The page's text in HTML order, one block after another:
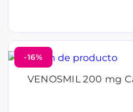
-16%
VENOSMIL 200 mg